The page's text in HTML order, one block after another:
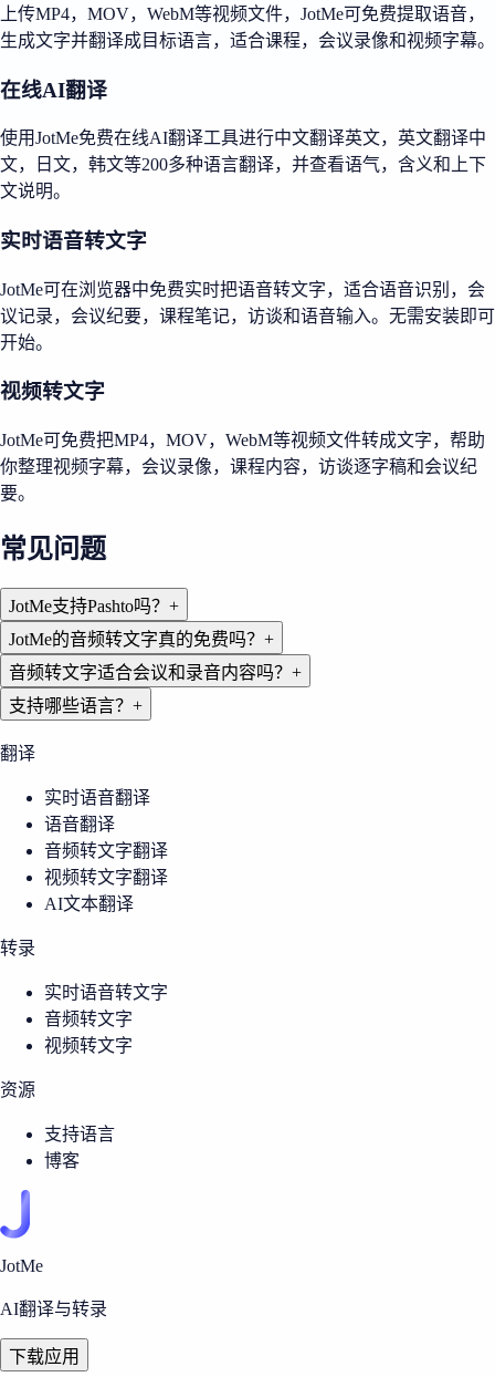
上传MP4，MOV，WebM等视频文件，JotMe可免费提取语音，
生成文字并翻译成目标语言，适合课程，会议录像和视频字幕。
在线AI翻译
使用JotMe免费在线AI翻译工具进行中文翻译英文，英文翻译中
文，日文，韩文等200多种语言翻译，并查看语气，含义和上下
文说明。
实时语音转文字
JotMe可在浏览器中免费实时把语音转文字，适合语音识别，会
议记录，会议纪要，课程笔记，访谈和语音输入。无需安装即可
开始。
视频转文字
JotMe可免费把MP4，MOV，WebM等视频文件转成文字，帮助
你整理视频字幕，会议录像，课程内容，访谈逐字稿和会议纪
要。
常见问题
JotMe支持Pashto吗？ +
JotMe的音频转文字真的免费吗？ +
音频转文字适合会议和录音内容吗？ +
支持哪些语言？ +
翻译
实时语音翻译
语音翻译
音频转文字翻译
视频转文字翻译
AI文本翻译
转录
实时语音转文字
音频转文字
视频转文字
资源
支持语言
博客
JotMe
AI翻译与转录
下载应用